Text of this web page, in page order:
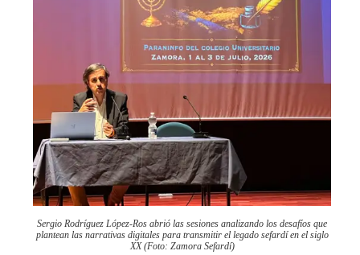
Sergio Rodríguez López-Ros abrió las sesiones analizando los desafíos que
plantean las narrativas digitales para transmitir el legado sefardí en el siglo
XX (Foto: Zamora Sefardí)